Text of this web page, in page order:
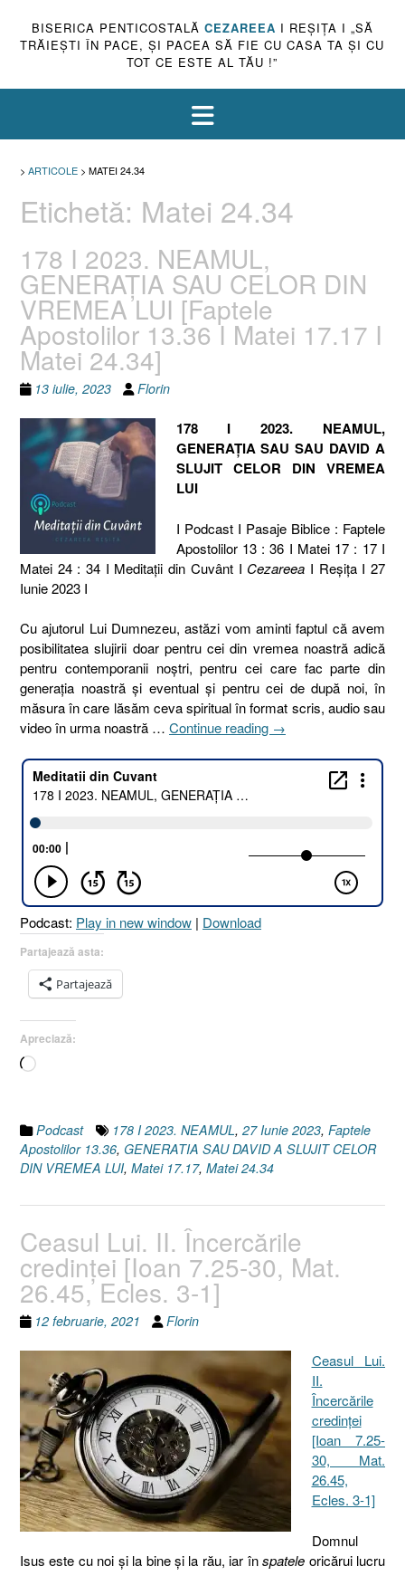
BISERICA PENTICOSTALĂ CEZAREEA I REŞIŢA I „SĂ
TRĂIEŞTI ÎN PACE, ŞI PACEA SĂ FIE CU CASA TA ŞI CU
TOT CE ESTE AL TĂU !”
> ARTICOLE > MATEI 24.34
Etichetă: Matei 24.34
178 I 2023. NEAMUL,
GENERAȚIA SAU CELOR DIN
VREMEA LUI [Faptele
Apostolilor 13.36 I Matei 17.17 I
Matei 24.34]
13 iulie, 2023 Florin
178 I 2023. NEAMUL,
GENERAȚIA SAU SAU DAVID A
SLUJIT CELOR DIN VREMEA
LUI
I Podcast I Pasaje Biblice : Faptele
Apostolilor 13 : 36 I Matei 17 : 17 I
Matei 24 : 34 I Meditaţii din Cuvânt I Cezareea I Reşiţa I 27
Iunie 2023 I
Cu ajutorul Lui Dumnezeu, astăzi vom aminti faptul că avem
posibilitatea slujirii doar pentru cei din vremea noastră adică
pentru contemporanii noștri, pentru cei care fac parte din
generația noastră și eventual și pentru cei de după noi, în
măsura în care lăsăm ceva spiritual în format scris, audio sau
video în urma noastră … Continue reading „178
2023.
NEAMUL,
CELOR
LUI
→
Podcast: Play in new window | Download
Partajează asta:
Partajează
Apreciază:
Încarc...
Podcast 178 I 2023. NEAMUL, 27 Iunie 2023, Faptele
Apostolilor 13.36, GENERATIA SAU DAVID A SLUJIT CELOR
DIN VREMEA LUI, Matei 17.17, Matei 24.34
Ceasul Lui. II. Încercările
credinţei [Ioan 7.25-30, Mat.
26.45, Ecles. 3-1]
12 februarie, 2021 Florin
Ceasul Lui.
II.
Încercările
credinţei
[Ioan 7.25-
30, Mat.
26.45,
Ecles. 3-1]
Domnul
Isus este cu noi şi la bine şi la rău, iar înspatele oricărui lucru